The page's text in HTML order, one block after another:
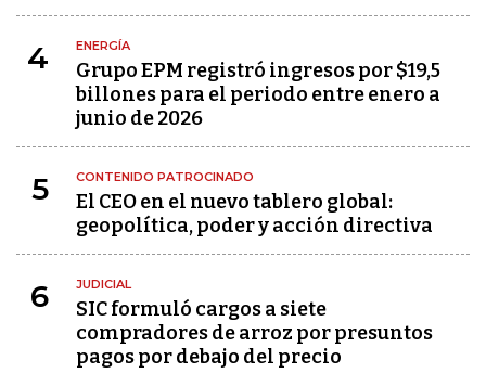
4 ENERGÍA
Grupo EPM registró ingresos por $19,5
billones para el periodo entre enero a
junio de 2026
5 CONTENIDO PATROCINADO
El CEO en el nuevo tablero global:
geopolítica, poder y acción directiva
6 JUDICIAL
SIC formuló cargos a siete
compradores de arroz por presuntos
pagos por debajo del precio